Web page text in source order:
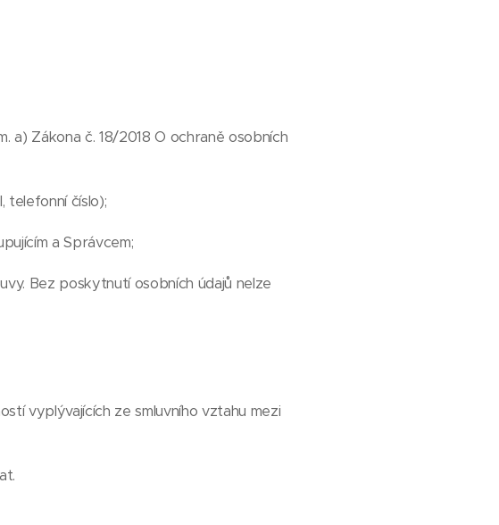
a) Zákona č. 18/2018 O ochraně osobních
telefonní číslo);
a Správcem;
Bez poskytnutí osobních údajů nelze
vyplývajících ze smluvního vztahu mezi